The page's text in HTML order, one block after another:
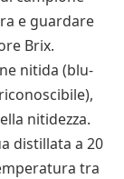
e guardare
Brix.
nitida (blu-
nitidezza.
distillata a 20
tra